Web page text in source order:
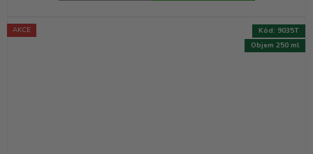
AKCE
Objem 250 ml
Kód: 9035T